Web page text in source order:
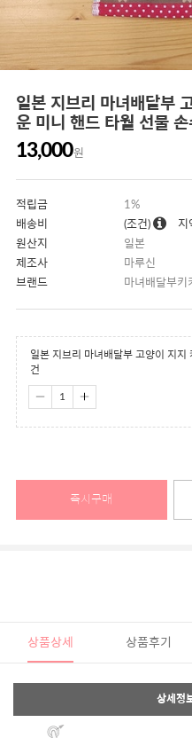
일본 지브리 마녀배달부
운 미니 핸드 타월 선물 손
13,000원
적립금
1%
배송비
(조건)
지
원산지
일본
제조사
마루신
브랜드
마녀배달부키
일본 지브리 마녀배달부 고양이 지
건
즉시구매
상품상세 상품후기
상세정